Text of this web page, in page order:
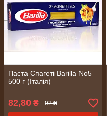
Паста Спагеті Barilla No5
500 г (Італія)
82,80 ₴ 92 ₴